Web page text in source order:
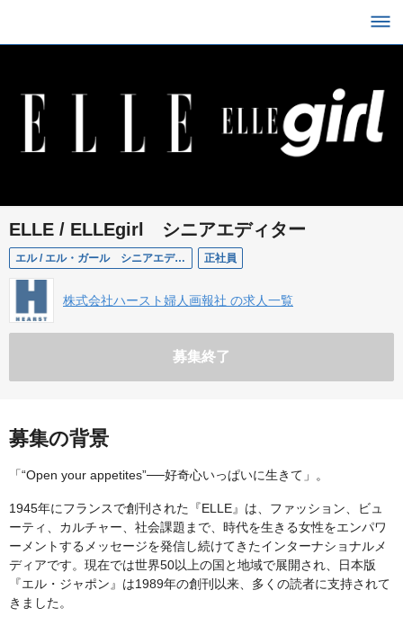
ELLE / ELLEgirl シニアエディター
エル / エル・ガール シニアエディター 正社員
株式会社ハースト婦人画報社 の求人一覧
募集終了
募集の背景
「“Open your appetites”──好奇心いっぱいに生きて」。
1945年にフランスで創刊された『ELLE』は、ファッション、ビュ
ーティ、カルチャー、社会課題まで、時代を生きる女性をエンパワ
ーメントするメッセージを発信し続けてきたインターナショナルメ
ディアです。現在では世界50以上の国と地域で展開され、日本版
『エル・ジャポン』は1989年の創刊以来、多くの読者に支持されて
きました。